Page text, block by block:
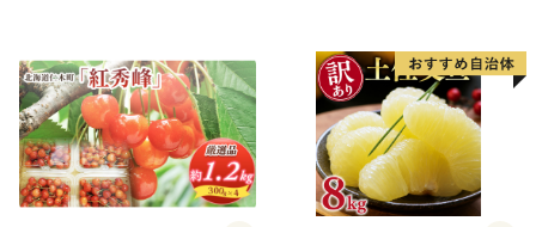
笛吹市 山梨県 フルーツ 果物
ぶどう 葡萄 大粒 シャインマ
スカット おすすめ シャイン
マスカット 贈答 ギフト 産地
笛吹市 シャインマスカット
笛吹 葡萄 国産 ぶどう 人気
国産 1.2kg 先行｜